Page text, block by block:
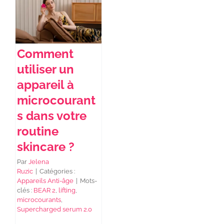
NEWS DE FOREO
SKINCARE
SANTÉ & BIEN-ÊTRE
BEAUTÉ
À PROPOS
CONTACT
Comment
utiliser un
appareil à
microcourant
s dans votre
routine
skincare ?
Par Jelena
Ruzic
Catégories :
Appareils Anti-âge
Mots-
clés : BEAR 2 lifting
microcourants
Supercharged serum 2.0